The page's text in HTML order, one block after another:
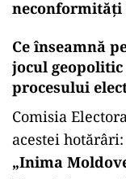
neconformități
Ce înseamnă
jocul
procesului
Comisia
acestei hotărâri:
„Inima